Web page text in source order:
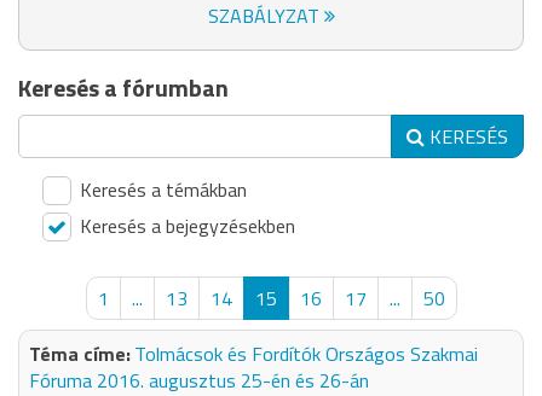
SZABÁLYZAT
Keresés a fórumban
KERESÉS
Keresés a témákban
Keresés a bejegyzésekben
1 ... 13 14 15 16 17 ...
50
Tolmácsok és Fordítók Országos Szakmai
Fóruma 2016. augusztus 25-én és 26-án